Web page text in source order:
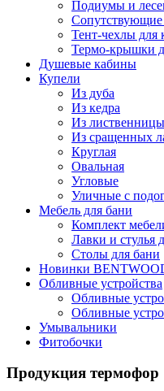
Подиумы и
Сопутствующие
Тент-чехлы для
Термо-крышки
Душевые кабины
Купели
Из дуба
Из кедра
Из лиственницы
Из сращенных
Круглая
Овальная
Угловые
Уличные с
Мебель для бани
Комплект
Лавки и стулья
Столы для бани
Новинки
Обливные устройства
Обливные
Обливные
Умывальники
Фитобочки
Продукция термофор